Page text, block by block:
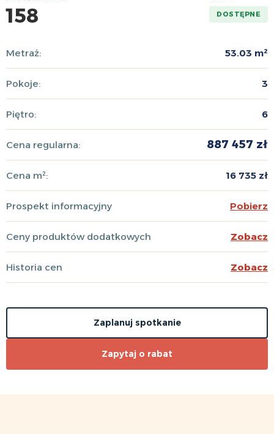
158 DOSTĘPNE
Metraż: 53.03 m²
Pokoje: 3
Piętro: 6
Cena regularna: 887 457 zł
Cena m²: 16 735 zł
Prospekt informacyjny Pobierz
Ceny produktów dodatkowych Zobacz
Historia cen Zobacz
Zaplanuj spotkanie
Zapytaj o rabat